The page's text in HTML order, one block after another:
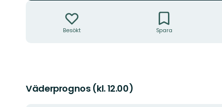
Besökt Spara
Väderprognos (kl. 12.00)